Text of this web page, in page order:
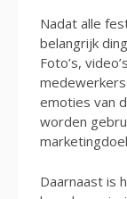
Nadat alle
belangrijk
Foto’s,
emoties van
worden
Daarnaast is